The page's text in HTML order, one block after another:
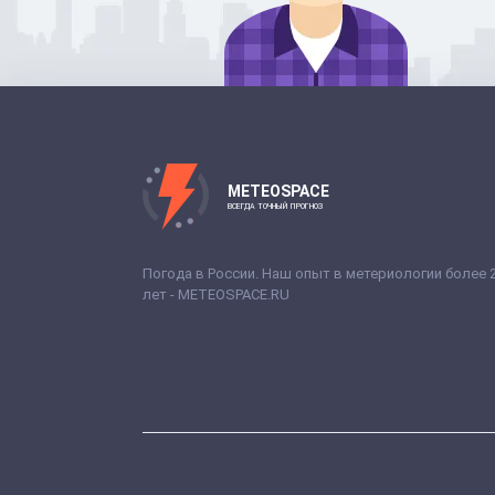
METEOSPACE
ВСЕГДА ТОЧНЫЙ ПРОГНОЗ
Погода в России. Наш опыт в метериологии более
лет - METEOSPACE.RU